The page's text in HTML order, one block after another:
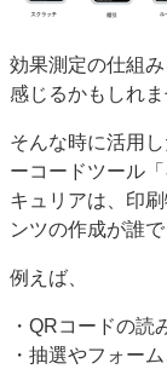
効果測定の仕組
感じるかもしれま
そんな時に活用
ーコードツール「
キュリアは、印
ンツの作成が誰
例えば、
・QRコードの読
・抽選やフォー